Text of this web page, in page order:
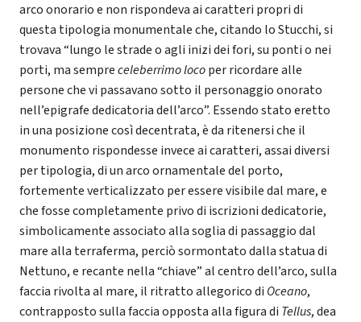
arco onorario e non rispondeva ai caratteri propri di
questa tipologia monumentale che, citando lo Stucchi, si
trovava “lungo le strade o agli inizi dei fori, su ponti o nei
porti, ma sempreceleberrimo locoper ricordare alle
persone che vi passavano sotto il personaggio onorato
nell’epigrafe dedicatoria dell’arco”. Essendo stato eretto
in una posizione così decentrata, è da ritenersi che il
monumento rispondesse invece ai caratteri, assai diversi
per tipologia, di un arco ornamentale del porto,
fortemente verticalizzato per essere visibile dal mare, e
che fosse completamente privo di iscrizioni dedicatorie,
simbolicamente associato alla soglia di passaggio dal
mare alla terraferma, perciò sormontato dalla statua di
Nettuno, e recante nella “chiave” al centro dell’arco, sulla
faccia rivolta al mare, il ritratto allegorico di Oceano,
contrapposto sulla faccia opposta alla figura di Tellus, dea